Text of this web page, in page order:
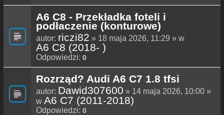
A6 C8 - Przekładka foteli i
podłaczenie (konturowe)
autor: riczi82 » 18 maja 2026, 11:29 » w
A6 C8 (2018- )
Odpowiedzi: 0
Rozrząd? Audi A6 C7 1.8 tfsi
autor: Dawid307600 » 14 maja 2026, 10:00 »
w A6 C7 (2011-2018)
Odpowiedzi: 0